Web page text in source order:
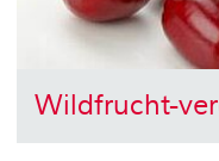
Wildfrucht-